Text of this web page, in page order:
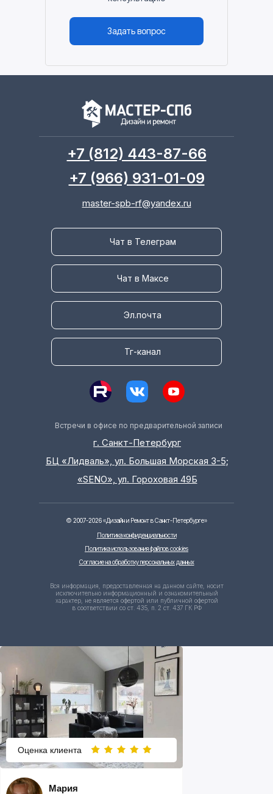
Задать вопрос
master-spb-rf@yandex.ru
г. Санкт-Петербург
БЦ «Лидваль», ул. Большая Морская 3-5;
«SENO», ул. Гороховая 49Б
+7 (812) 443-87-66
+7 (966) 931-01-09
Встречи в офисе по предварительной записи
Чат в Телеграм
Чат в Максе
Эл.почта
Тг-канал
Политика конфиденциальности
Согласие на обработку персональных данных
Политика использования файлов cookies
© 2007-2026«Дизайн и Ремонт в Санкт-Петербурге»
Вся информация, предоставленная на данном сайте, носит
исключительно информационный и ознакомительный
характер, не является офертой или публичной офертой
в соответствии со ст. 435, п. 2 ст. 437 ГК РФ
Оценка клиента
Мария